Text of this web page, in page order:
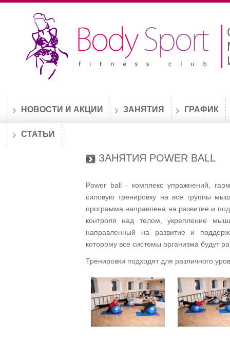
НОВОСТИ И АКЦИИ ЗАНЯТИЯ ГРАФИК
СТАТЬИ
ЗАНЯТИЯ POWER BALL
Power ball - комплекс упражнений,
силовую тренировку на все группы
программа направлена на развитие и
контроля над телом, укрепление
направленный на развитие и
которому все системы организма будут
Тренировки подходят для различного